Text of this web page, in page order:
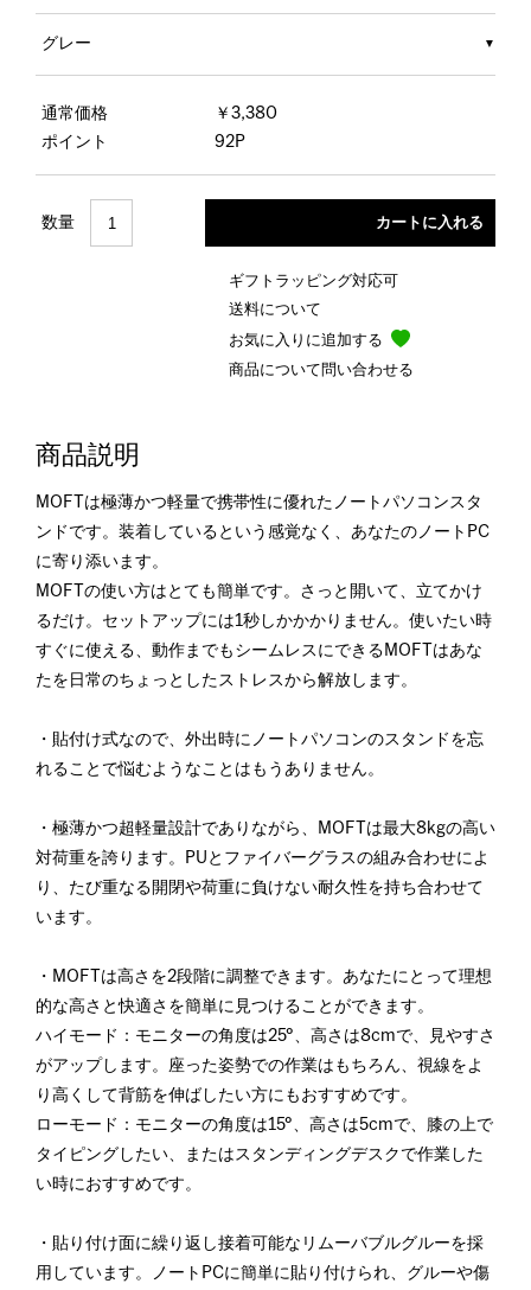
グレー
通常価格
￥3,380
ポイント
92P
数量
ギフトラッピング対応可
送料について
お気に入りに追加する
商品について問い合わせる
商品説明
MOFTは極薄かつ軽量で携帯性に優れたノートパソコンスタ
ンドです。装着しているという感覚なく、あなたのノートPC
に寄り添います。
MOFTの使い方はとても簡単です。さっと開いて、立てかけ
るだけ。セットアップには1秒しかかかりません。使いたい時
すぐに使える、動作までもシームレスにできるMOFTはあな
たを日常のちょっとしたストレスから解放します。
・貼付け式なので、外出時にノートパソコンのスタンドを忘
れることで悩むようなことはもうありません。
・極薄かつ超軽量設計でありながら、MOFTは最大8kgの高い
対荷重を誇ります。PUとファイバーグラスの組み合わせによ
り、たび重なる開閉や荷重に負けない耐久性を持ち合わせて
います。
・MOFTは高さを2段階に調整できます。あなたにとって理想
的な高さと快適さを簡単に見つけることができます。
ハイモード：モニターの角度は25°、高さは8cmで、見やすさ
がアップします。座った姿勢での作業はもちろん、視線をよ
り高くして背筋を伸ばしたい方にもおすすめです。
ローモード：モニターの角度は15°、高さは5cmで、膝の上で
タイピングしたい、またはスタンディングデスクで作業した
い時におすすめです。
・貼り付け面に繰り返し接着可能なリムーバブルグルーを採
用しています。ノートPCに簡単に貼り付けられ、グルーや傷